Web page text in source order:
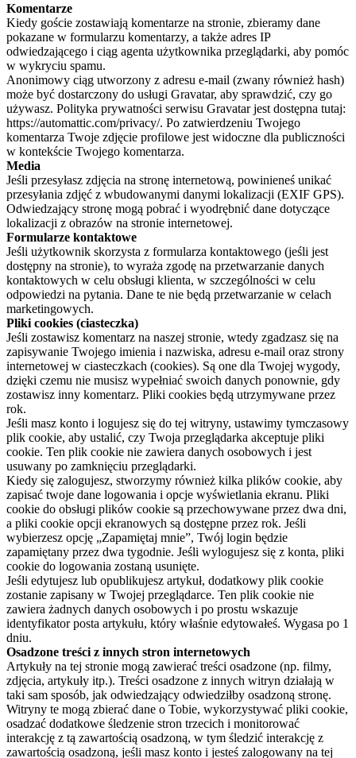
Komentarze
Kiedy goście zostawiają komentarze na stronie, zbieramy dane
pokazane w formularzu komentarzy, a także adres IP
odwiedzającego i ciąg agenta użytkownika przeglądarki, aby pomóc
w wykryciu spamu.
Anonimowy ciąg utworzony z adresu e-mail (zwany również hash)
może być dostarczony do usługi Gravatar, aby sprawdzić, czy go
używasz. Polityka prywatności serwisu Gravatar jest dostępna tutaj:
https://automattic.com/privacy/. Po zatwierdzeniu Twojego
komentarza Twoje zdjęcie profilowe jest widoczne dla publiczności
w kontekście Twojego komentarza.
Media
Jeśli przesyłasz zdjęcia na stronę internetową, powinieneś unikać
przesyłania zdjęć z wbudowanymi danymi lokalizacji (EXIF GPS).
Odwiedzający stronę mogą pobrać i wyodrębnić dane dotyczące
lokalizacji z obrazów na stronie internetowej.
Formularze kontaktowe
Jeśli użytkownik skorzysta z formularza kontaktowego (jeśli jest
dostępny na stronie), to wyraża zgodę na przetwarzanie danych
kontaktowych w celu obsługi klienta, w szczególności w celu
odpowiedzi na pytania. Dane te nie będą przetwarzanie w celach
marketingowych.
Pliki cookies (ciasteczka)
Jeśli zostawisz komentarz na naszej stronie, wtedy zgadzasz się na
zapisywanie Twojego imienia i nazwiska, adresu e-mail oraz strony
internetowej w ciasteczkach (cookies). Są one dla Twojej wygody,
dzięki czemu nie musisz wypełniać swoich danych ponownie, gdy
zostawisz inny komentarz. Pliki cookies będą utrzymywane przez
rok.
Jeśli masz konto i logujesz się do tej witryny, ustawimy tymczasowy
plik cookie, aby ustalić, czy Twoja przeglądarka akceptuje pliki
cookie. Ten plik cookie nie zawiera danych osobowych i jest
usuwany po zamknięciu przeglądarki.
Kiedy się zalogujesz, stworzymy również kilka plików cookie, aby
zapisać twoje dane logowania i opcje wyświetlania ekranu. Pliki
cookie do obsługi plików cookie są przechowywane przez dwa dni,
a pliki cookie opcji ekranowych są dostępne przez rok. Jeśli
wybierzesz opcję „Zapamiętaj mnie”, Twój login będzie
zapamiętany przez dwa tygodnie. Jeśli wylogujesz się z konta, pliki
cookie do logowania zostaną usunięte.
Jeśli edytujesz lub opublikujesz artykuł, dodatkowy plik cookie
zostanie zapisany w Twojej przeglądarce. Ten plik cookie nie
zawiera żadnych danych osobowych i po prostu wskazuje
identyfikator posta artykułu, który właśnie edytowałeś. Wygasa po 1
dniu.
Osadzone treści z innych stron internetowych
Artykuły na tej stronie mogą zawierać treści osadzone (np. filmy,
zdjęcia, artykuły itp.). Treści osadzone z innych witryn działają w
taki sam sposób, jak odwiedzający odwiedziłby osadzoną stronę.
Witryny te mogą zbierać dane o Tobie, wykorzystywać pliki cookie,
osadzać dodatkowe śledzenie stron trzecich i monitorować
interakcję z tą zawartością osadzoną, w tym śledzić interakcję z
zawartością osadzoną, jeśli masz konto i jesteś zalogowany na tej